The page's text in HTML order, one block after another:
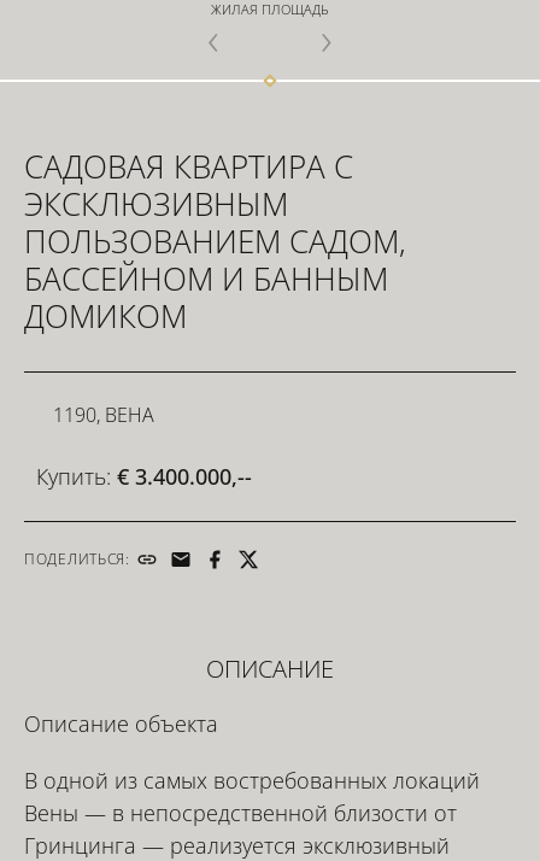
ИНВЕСТОРЫ
ДЛЯ РАЗРАБОТЧИКОВ
СВЯЗАТЬСЯ
ЖИЛАЯ ПЛОЩАДЬ
САДОВАЯ КВАРТИРА С
ЭКСКЛЮЗИВНЫМ
ПОЛЬЗОВАНИЕМ САДОМ,
БАССЕЙНОМ И БАННЫМ
ДОМИКОМ
1190, ВЕНА
Купить: € 3.400.000,--
ПОДЕЛИТЬСЯ:
ОПИСАНИЕ
Описание объекта
В одной из самых востребованных локаций
Вены — в непосредственной близости от
Гринцинга — реализуется эксклюзивный